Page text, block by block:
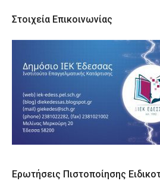
Στοιχεία Επικοινωνίας
Ερωτήσεις Πιστοποίησης